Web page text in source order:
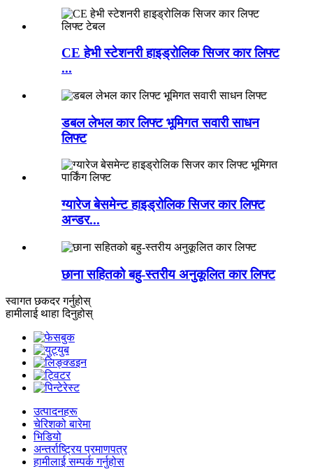
CE हेभी स्टेशनरी हाइड्रोलिक सिजर कार लिफ्ट
...
डबल लेभल कार लिफ्ट भूमिगत सवारी साधन
लिफ्ट
ग्यारेज बेसमेन्ट हाइड्रोलिक सिजर कार लिफ्ट
अन्डर...
छाना सहितको बहु-स्तरीय अनुकूलित कार लिफ्ट
स्वागत छकदर गर्नुहोस्
हामीलाई थाहा दिनुहोस्
उत्पादनहरू
चेरिशको बारेमा
भिडियो
अन्तर्राष्ट्रिय प्रमाणपत्र
हामीलाई सम्पर्क गर्नुहोस